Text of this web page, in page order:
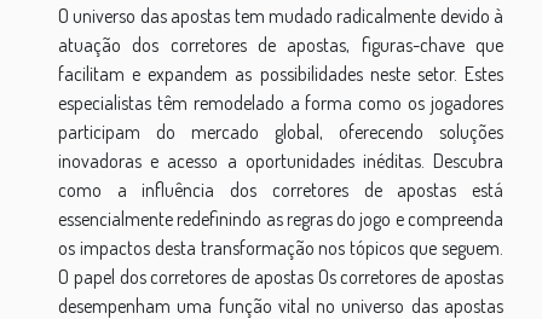
O universo das apostas tem mudado radicalmente devido à
atuação dos corretores de apostas, figuras-chave que
facilitam e expandem as possibilidades neste setor. Estes
especialistas têm remodelado a forma como os jogadores
participam do mercado global, oferecendo soluções
inovadoras e acesso a oportunidades inéditas. Descubra
como a influência dos corretores de apostas está
essencialmente redefinindo as regras do jogo e compreenda
os impactos desta transformação nos tópicos que seguem.
O papel dos corretores de apostas Os corretores de apostas
desempenham uma função vital no universo das apostas